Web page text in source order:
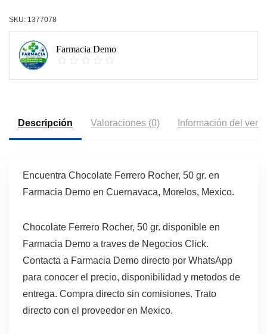
SKU: 1377078
Farmacia Demo
Descripción Valoraciones (0) Información del
Encuentra Chocolate Ferrero Rocher, 50 gr. en
Farmacia Demo en Cuernavaca, Morelos, Mexico.
Chocolate Ferrero Rocher, 50 gr. disponible en
Farmacia Demo a traves de Negocios Click.
Contacta a Farmacia Demo directo por WhatsApp
para conocer el precio, disponibilidad y metodos de
entrega. Compra directo sin comisiones. Trato
directo con el proveedor en Mexico.